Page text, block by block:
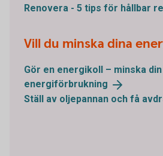
Renovera - 5 tips för hållbar
Vill du minska dina
Gör en energikoll – minska din
energiförbrukning
Ställ av oljepannan och få